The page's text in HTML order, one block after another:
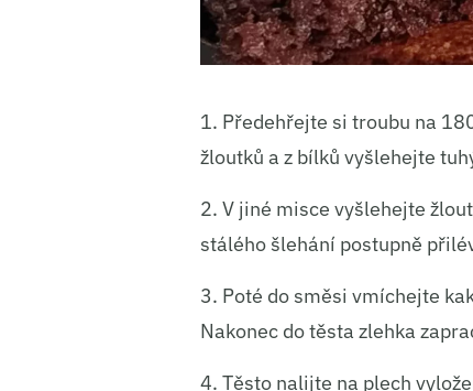
1. Předehřejte si troubu na
žloutků a z bílků vyšlehejte
2. V jiné misce vyšlehejte
stálého šlehání postupně
3. Poté do směsi vmíchejte
Nakonec do těsta zlehka
4. Těsto nalijte na plech